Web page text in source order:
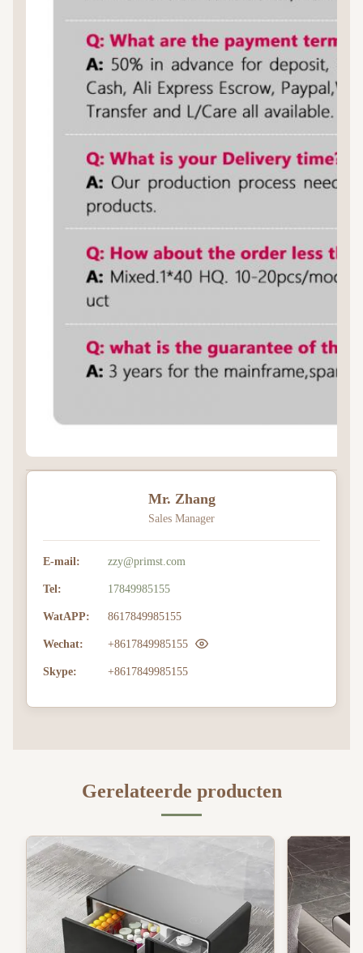
Mr. Zhang
Sales Manager
E-mail: zzy@primst.com
Tel: 17849985155
WatAPP: 8617849985155
Wechat: +8617849985155
Skype: +8617849985155
Gerelateerde producten